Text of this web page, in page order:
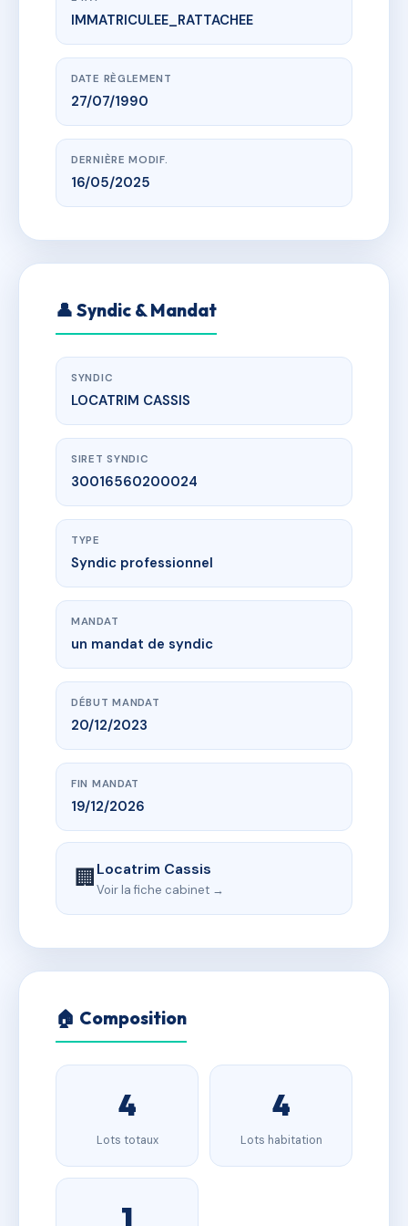
www.vme.plus/AE6592430
FASSETTA II 105 CHEMIN DU PERTHUS 13260 CASSIS
105 CHEMIN DU PETHUS CASSIS
IMMATRICULEE_RATTACHEE
DATE RÈGLEMENT
27/07/1990
DERNIÈRE MODIF.
16/05/2025
👤 Syndic & Mandat
SYNDIC
LOCATRIM CASSIS
SIRET SYNDIC
30016560200024
TYPE
Syndic professionnel
MANDAT
un mandat de syndic
DÉBUT MANDAT
20/12/2023
FIN MANDAT
19/12/2026
🏢Locatrim Cassis
Voir la fiche cabinet →
🏠 Composition
4
Lots totaux
4
Lots habitation
1